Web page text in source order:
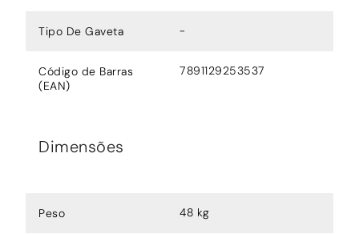
Tipo De Gaveta -
Código de Barras
(EAN)
7891129253537
Dimensões
Peso 48 kg